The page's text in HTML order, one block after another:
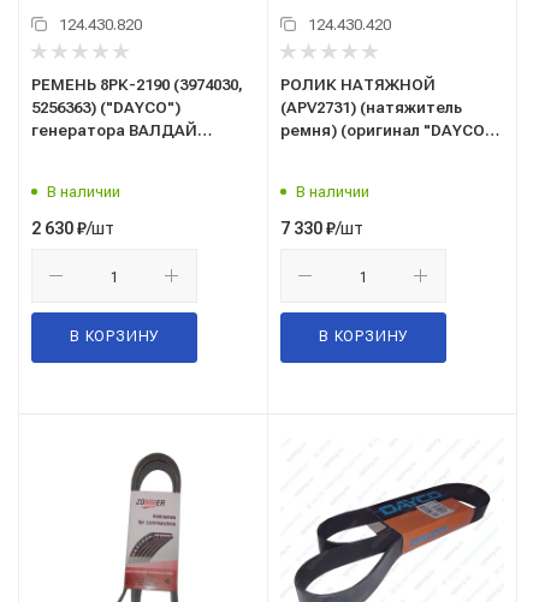
124.430.820
РЕМЕНЬ 8РК-2190 (3974030,
5256363) ("DAYCO")
генератора ВАЛДАЙ
В наличии
2 630₽/шт
В КОРЗИНУ
124.430.420
РОЛИК НАТЯЖНОЙ
(APV2731) (натяжитель
ремня) (оригинал "DAYCO")
(шир. 32мм, гладкий)
(4936440, 4987964, 4891116,
В наличии
7 330₽/шт
В КОРЗИНУ